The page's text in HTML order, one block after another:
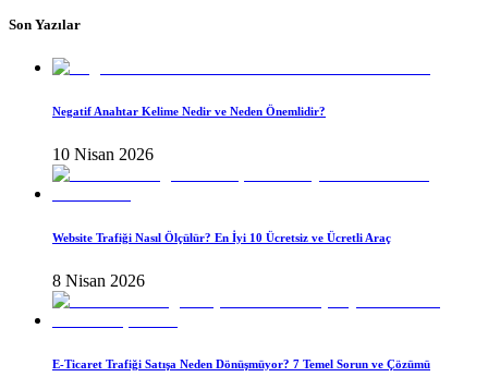
Son Yazılar
Negatif Anahtar Kelime Nedir ve Neden Önemlidir?
10 Nisan 2026
Website Trafiği Nasıl Ölçülür? En İyi 10 Ücretsiz ve Ücretli Araç
8 Nisan 2026
E-Ticaret Trafiği Satışa Neden Dönüşmüyor? 7 Temel Sorun ve Çözümü